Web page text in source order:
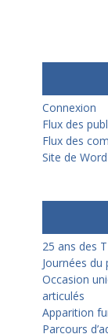
Connexion
Flux des
Flux des
Site de
25 ans des
Journées
Occasion
articulés
Apparition
Parcours